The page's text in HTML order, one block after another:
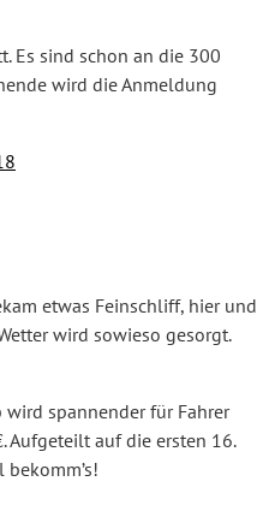
Es sind schon an die 300
wird die Anmeldung
etwas Feinschliff, hier und
wird sowieso gesorgt.
wird spannender für Fahrer
Aufgeteilt auf die ersten 16.